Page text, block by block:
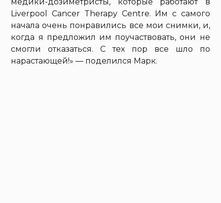
медики-дозиметристы, которые работают в
Liverpool Cancer Therapy Centre. Им с самого
начала очень понравились все мои снимки, и,
когда я предложил им поучаствовать, они не
смогли отказаться. С тех пор все шло по
нарастающей!» — поделился Марк.